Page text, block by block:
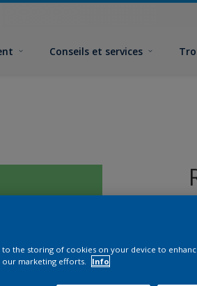
Conseils et services
to the storing of cookies on your device to
our marketing efforts.
Info